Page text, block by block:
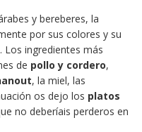
y bereberes, la
por sus colores y su
Los ingredientes más
de pollo y cordero,
, la miel, las
os dejo los platos
no deberíais perderos en